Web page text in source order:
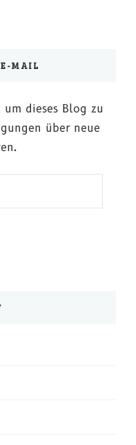
E-MAIL
um dieses Blog zu
über neue